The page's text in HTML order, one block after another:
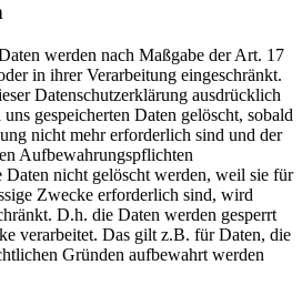
werden nach Maßgabe der Art. 17
in ihrer Verarbeitung eingeschränkt.
Datenschutzerklärung ausdrücklich
gespeicherten Daten gelöscht, sobald
nicht mehr erforderlich sind und der
Aufbewahrungspflichten
Daten nicht gelöscht werden, weil sie für
Zwecke erforderlich sind, wird
D.h. die Daten werden gesperrt
verarbeitet. Das gilt z.B. für Daten, die
Gründen aufbewahrt werden